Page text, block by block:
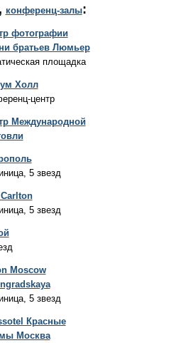
конференц-залы:
фотографии
братьев Люмьер
площадка
Холл
центр
Международной
5 звезд
5 звезд
Moscow
5 звезд
Красные
Москва